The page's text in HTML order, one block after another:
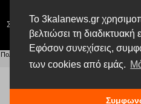
Το 3kalanews.gr
βελτιώσει τη διαδικτυακή
Εφόσον συνεχίσεις,
των cookies από εμάς.
Παναγιώτης Φιλίππου,
Σύνταξης: Μπαλαμπάνη Βασιλική.
Πολιτική απορρήτου Αίτηση Διαχείρισης